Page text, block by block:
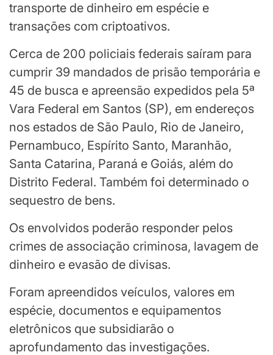
transporte de dinheiro em espécie e
transações com criptoativos.
Cerca de 200 policiais federais saíram para
cumprir 39 mandados de prisão temporária e
45 de busca e apreensão expedidos pela 5ª
Vara Federal em Santos (SP), em endereços
nos estados de São Paulo, Rio de Janeiro,
Pernambuco, Espírito Santo, Maranhão,
Santa Catarina, Paraná e Goiás, além do
Distrito Federal. Também foi determinado o
sequestro de bens.
Os envolvidos poderão responder pelos
crimes de associação criminosa, lavagem de
dinheiro e evasão de divisas.
Foram apreendidos veículos, valores em
espécie, documentos e equipamentos
eletrônicos que subsidiarão o
aprofundamento das investigações.